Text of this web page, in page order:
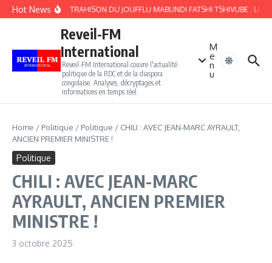
Aller au contenu
Hot NewsHAUTE TRAHISON DU JOUFFLU MABUNDI FATSHI TSHIVUBE : LE
Reveil-FM
International
Reveil-FM International couvre l'actualité
politique de la RDC et de la diaspora
congolaise. Analyses, décryptages et
informations en temps réel.
M
e
n
u
Home / Politique / Politique / CHILI : AVEC JEAN-MARC AYRAULT,
ANCIEN PREMIER MINISTRE !
Politique
CHILI : AVEC JEAN-MARC
AYRAULT, ANCIEN PREMIER
MINISTRE !
3 octobre 2025